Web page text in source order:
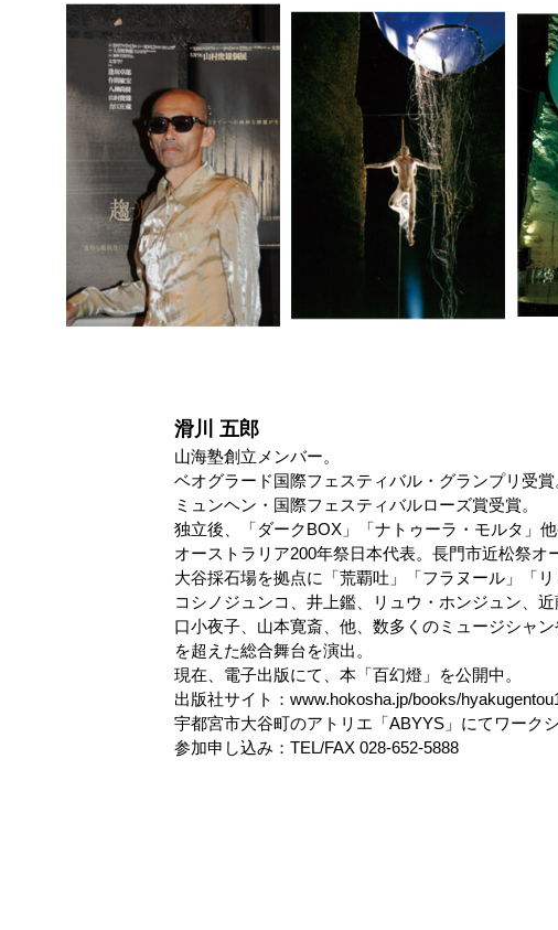
滑川 五郎
山海塾創立メンバー。
ベオグラード国際フェスティバル・グランプリ受賞
ミュンヘン・国際フェスティバルローズ賞受賞。
独立後、「ダークBOX」「ナトゥーラ・モルタ」他
オーストラリア200年祭日本代表。長門市近松祭オ
大谷採石場を拠点に「荒覇吐」「フラヌール」「リ
コシノジュンコ、井上鑑、リュウ・ホンジュン、
口小夜子、山本寛斎、他、数多くのミュージシャ
を超えた総合舞台を演出。
現在、電子出版にて、本「百幻燈」を公開中。
出版社サイト：www.hokosha.jp/books/
宇都宮市大谷町のアトリエ「ABYYS」にてワーク
参加申し込み：TEL/FAX 028-652-5888